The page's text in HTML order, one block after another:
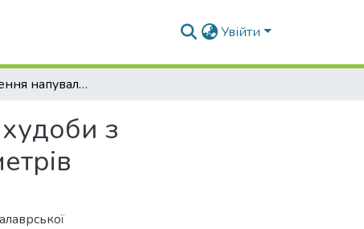
Увійти
Удосконалення напувалки для великої рогатої худоби з дослідженням конструктивно-режимних параметрів
з